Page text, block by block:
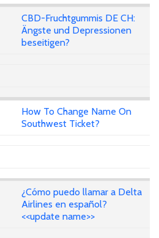
CBD-Fruchtgummis DE CH:
Ängste und Depressionen
beseitigen?
How To Change Name On
Southwest Ticket?
¿Cómo puedo llamar a Delta
Airlines en español?
<<update name>>